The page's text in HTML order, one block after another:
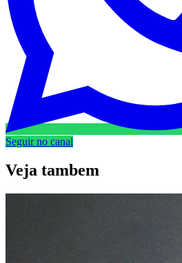
Seguir no canal
Veja tambem